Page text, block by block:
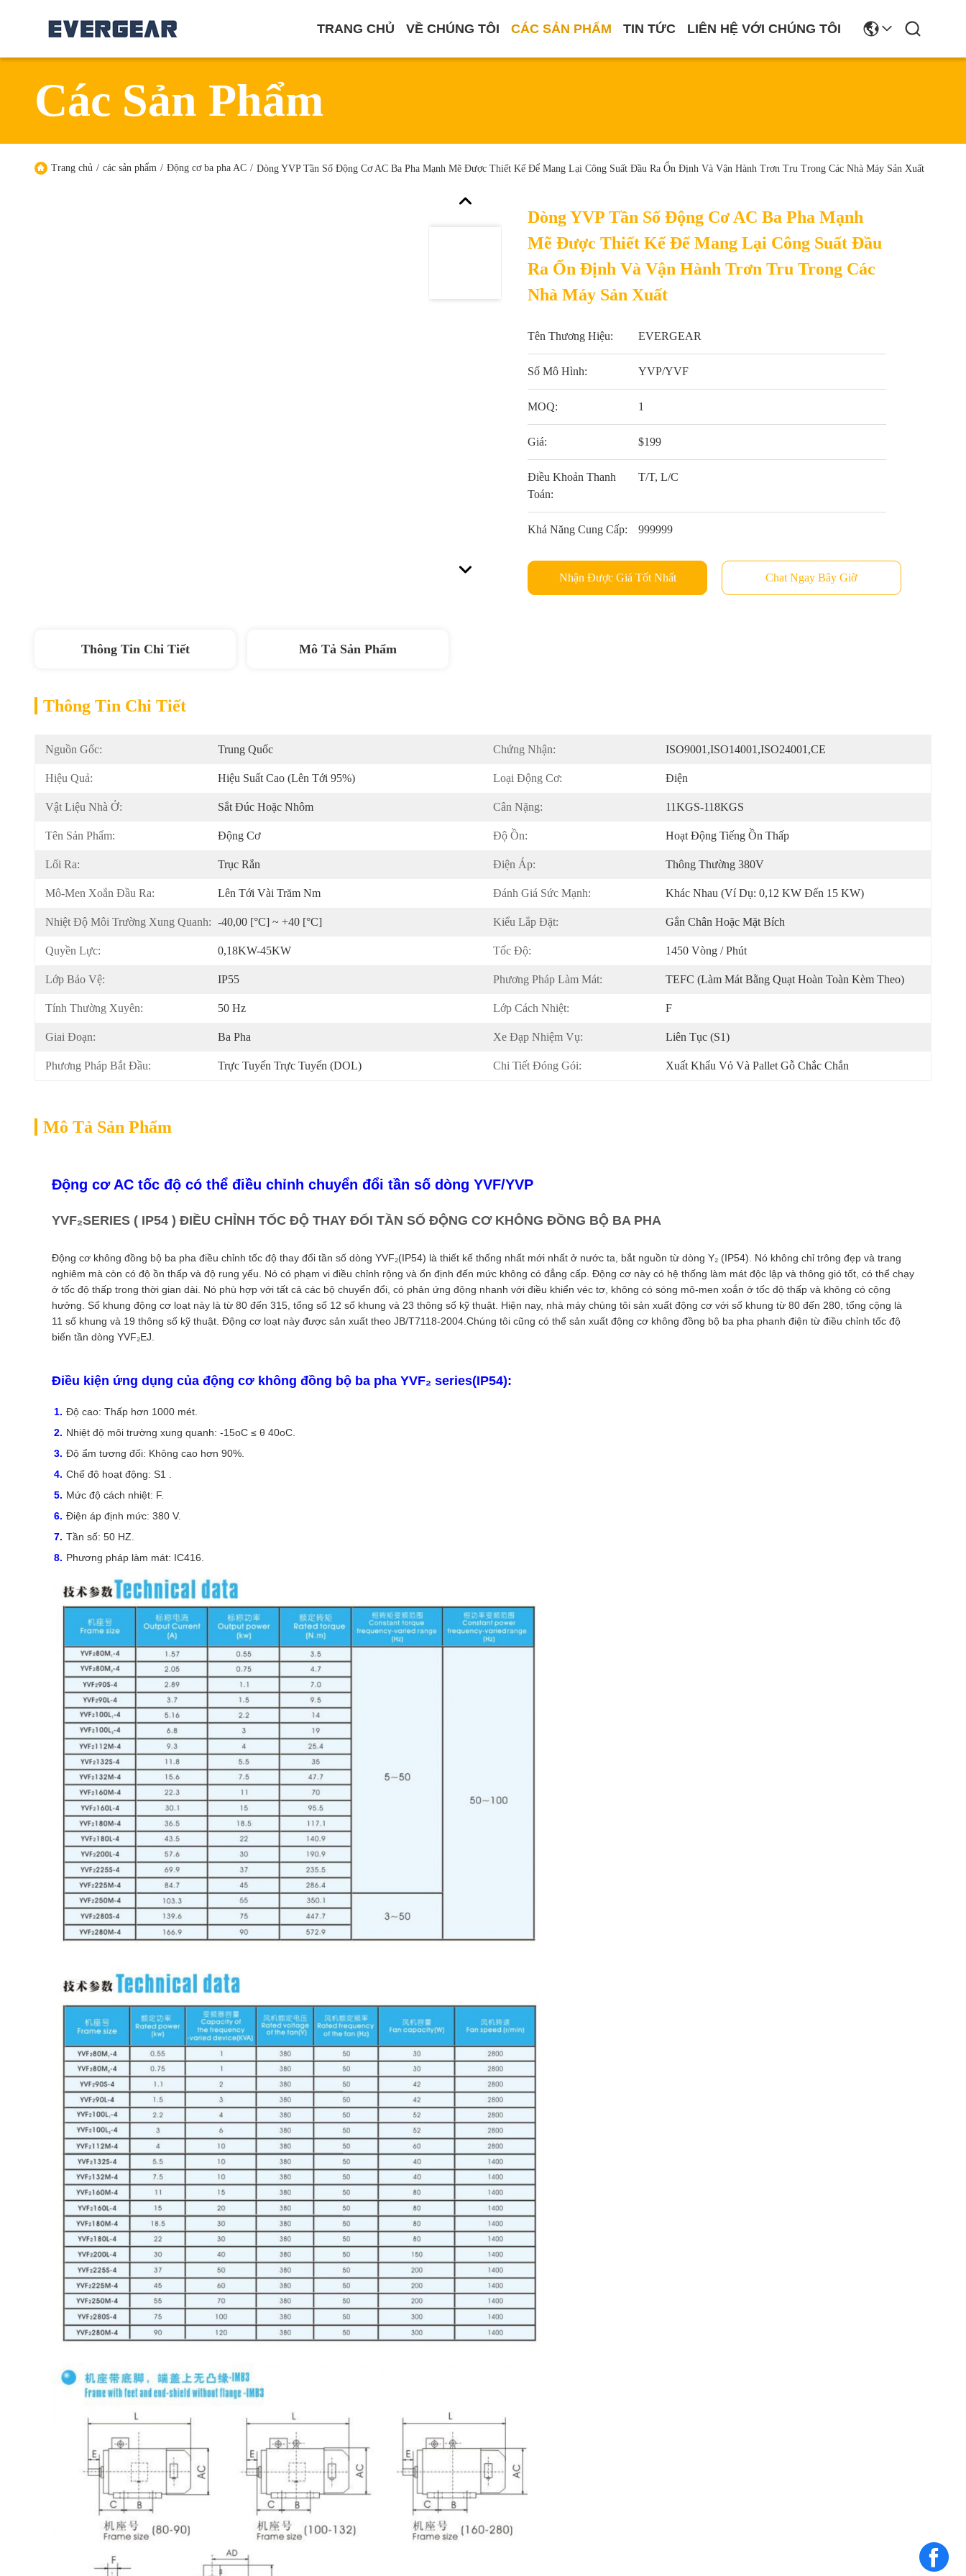
TRANG CHỦ VỀ CHÚNG TÔI CÁC SẢN PHẨM TIN TỨC LIÊN HỆ VỚI CHÚNG TÔI
Các Sản Phẩm
Trang chủ / các sản phẩm / Động cơ ba pha AC / Dòng YVP Tần Số Động Cơ AC Ba Pha Mạnh Mẽ Được Thiết Kế Để Mang Lại Công Suất Đầu Ra Ổn Định Và Vận Hành Trơn Tru Trong Các Nhà Máy Sản Xuất
Dòng YVP Tần Số Động Cơ AC Ba Pha Mạnh
Mẽ Được Thiết Kế Để Mang Lại Công Suất Đầu
Ra Ổn Định Và Vận Hành Trơn Tru Trong Các
Nhà Máy Sản Xuất
Tên Thương Hiệu: EVERGEAR
Số Mô Hình: YVP/YVF
MOQ: 1
Giá: $199
Điều Khoản Thanh
Toán:
T/T, L/C
Khả Năng Cung Cấp: 999999
Nhận Được Giá Tốt Nhất Chat Ngay Bây Giờ
Thông Tin Chi Tiết Mô Tả Sản Phẩm
Thông Tin Chi Tiết
Nguồn Gốc: Trung Quốc Chứng Nhận: ISO9001,ISO14001,ISO24001,CE
Hiệu Quả: Hiệu Suất Cao (lên Tới 95%) Loại Động Cơ: Điện
Vật Liệu Nhà Ở: Sắt Đúc Hoặc Nhôm Cân Nặng: 11KGS-118KGS
Tên Sản Phẩm: Động Cơ Độ Ồn: Hoạt Động Tiếng Ồn Thấp
Lối Ra: Trục Rắn Điện Áp: Thông Thường 380V
Mô-Men Xoắn Đầu Ra: Lên Tới Vài Trăm Nm Đánh Giá Sức Mạnh: Khác Nhau (ví Dụ: 0,12 KW Đến 15 KW)
Nhiệt Độ Môi Trường Xung Quanh: -40,00 [°C] ~ +40 [°C] Kiểu Lắp Đặt: Gắn Chân Hoặc Mặt Bích
Quyền Lực: 0,18KW-45KW Tốc Độ: 1450 Vòng / Phút
Lớp Bảo Vệ: IP55 Phương Pháp Làm Mát: TEFC (Làm Mát Bằng Quạt Hoàn Toàn Kèm Theo)
Tính Thường Xuyên: 50 Hz Lớp Cách Nhiệt: F
Giai Đoạn: Ba Pha Xe Đạp Nhiệm Vụ: Liên Tục (S1)
Phương Pháp Bắt Đầu: Trực Tuyến Trực Tuyến (DOL) Chi Tiết Đóng Gói: Xuất Khẩu Vỏ Và Pallet Gỗ Chắc Chắn
Mô Tả Sản Phẩm
Động cơ AC tốc độ có thể điều chỉnh chuyển đổi tần số dòng YVF/YVP
YVF₂SERIES ( IP54 ) ĐIỀU CHỈNH TỐC ĐỘ THAY ĐỔI TẦN SỐ ĐỘNG CƠ KHÔNG ĐỒNG BỘ BA PHA
Động cơ không đồng bộ ba pha điều chỉnh tốc độ thay đổi tần số dòng YVF₂(IP54) là thiết kế thống nhất mới nhất ở nước ta, bắt nguồn từ dòng Y₂ (IP54). Nó không chỉ trông đẹp và trang
nghiêm mà còn có độ ồn thấp và độ rung yếu. Nó có phạm vi điều chỉnh rộng và ổn định đến mức không có đẳng cấp. Động cơ này có hệ thống làm mát độc lập và thông gió tốt, có thể chạy
ở tốc độ thấp trong thời gian dài. Nó phù hợp với tất cả các bộ chuyển đổi, có phản ứng động nhanh với điều khiển véc tơ, không có sóng mô-men xoắn ở tốc độ thấp và không có cộng
hưởng. Số khung động cơ loạt này là từ 80 đến 315, tổng số 12 số khung và 23 thông số kỹ thuật. Hiện nay, nhà máy chúng tôi sản xuất động cơ với số khung từ 80 đến 280, tổng cộng là
11 số khung và 19 thông số kỹ thuật. Động cơ loạt này được sản xuất theo JB/T7118-2004 .Chúng tôi cũng có thể sản xuất động cơ không đồng bộ ba pha phanh điện từ điều chỉnh tốc độ
biến tần dòng YVF₂EJ.
Điều kiện ứng dụng của động cơ không đồng bộ ba pha YVF₂ series(IP54):
Độ cao: Thấp hơn 1000 mét.
Nhiệt độ môi trường xung quanh: -15oC ≤ θ 40oC.
Độ ẩm tương đối: Không cao hơn 90%.
Chế độ hoạt động: S1 .
Mức độ cách nhiệt: F.
Điện áp định mức: 380 V.
Tần số: 50 HZ.
Phương pháp làm mát: IC416.